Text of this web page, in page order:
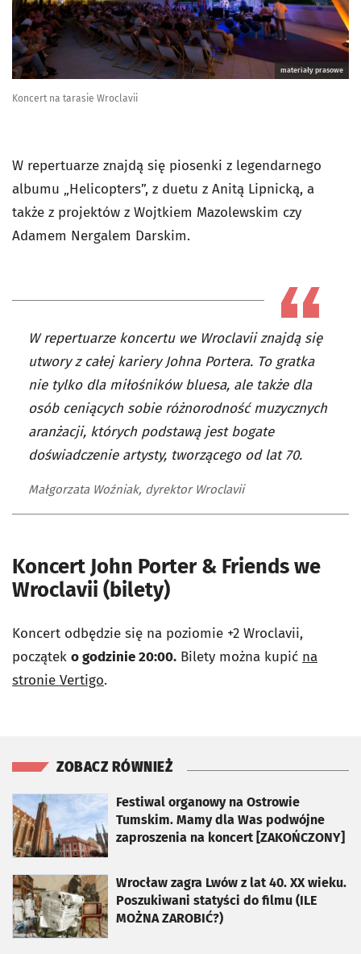
materiały prasowe
Koncert na tarasie Wroclavii
W repertuarze znajdą się piosenki z legendarnego
albumu „Helicopters”, z duetu z Anitą Lipnicką, a
także z projektów z Wojtkiem Mazolewskim czy
Adamem Nergalem Darskim.
W repertuarze koncertu we Wroclavii znajdą się
utwory z całej kariery Johna Portera. To gratka
nie tylko dla miłośników bluesa, ale także dla
osób ceniących sobie różnorodność muzycznych
aranżacji, których podstawą jest bogate
doświadczenie artysty, tworzącego od lat 70.
Małgorzata Woźniak, dyrektor Wroclavii
Koncert John Porter & Friends we
Wroclavii (bilety)
Koncert odbędzie się na poziomie +2 Wroclavii,
początek o godzinie 20:00. Bilety można kupić na
stronie Vertigo.
ZOBACZ RÓWNIEŻ
Festiwal organowy na Ostrowie
Tumskim. Mamy dla Was podwójne
zaproszenia na koncert [ZAKOŃCZONY]
otworzy się w nowej karcie
Wrocław zagra Lwów z lat 40. XX wieku.
Poszukiwani statyści do filmu (ILE
MOŻNA ZAROBIĆ?)
otworzy się w nowej karcie